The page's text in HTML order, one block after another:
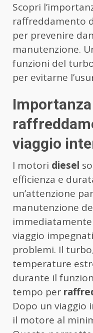
Scopri
raffreddamento
per prevenire
manutenzione.
funzioni del
per evitarne
viaggio
I motori diesel
efficienza e
un’attenzione
manutenzione
viaggio
problemi. Il
temperature
durante il
tempo per
Dopo un viaggio
il motore al